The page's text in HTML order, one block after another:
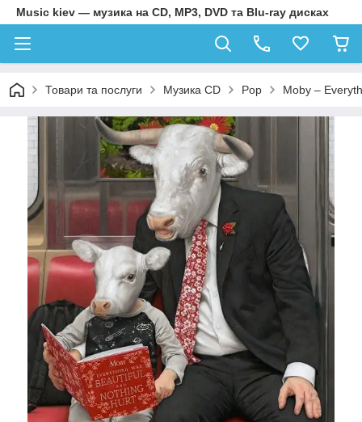
Music kiev — музика на CD, MP3, DVD та Blu-ray дисках
Товари та послуги Музика CD Pop Moby –